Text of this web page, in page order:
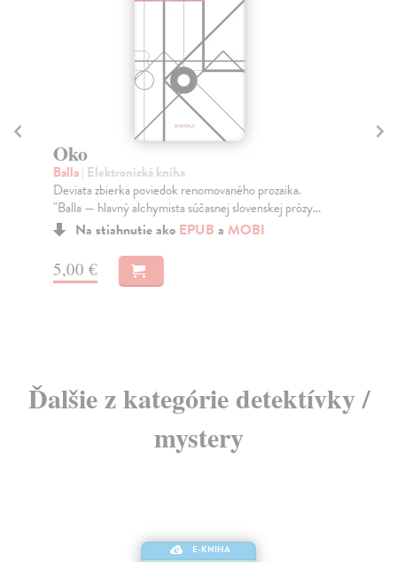
Oko
Balla| Elektronická kniha
Deviata zbierka poviedok renomovaného prozaika.
"Balla — hlavný alchymista súčasnej slovenskej prózy...
Na stiahnutie ako EPUB a MOBI
5,00 €
Ďalšie z kategórie detektívky /
mystery
E-KNIHA